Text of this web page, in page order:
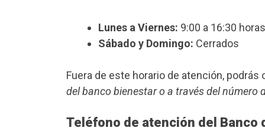
Lunes a Viernes: 9:00 a 16:30
Sábado y Domingo: Cerrados
Fuera de este horario de atención,
del banco bienestar o a través del número
Teléfono de atención del Banco